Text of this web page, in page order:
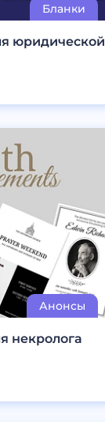
юридической
некролога